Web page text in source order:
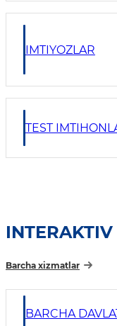
IMTIYOZLAR
TEST
Barcha xizmatlar
BARCHA